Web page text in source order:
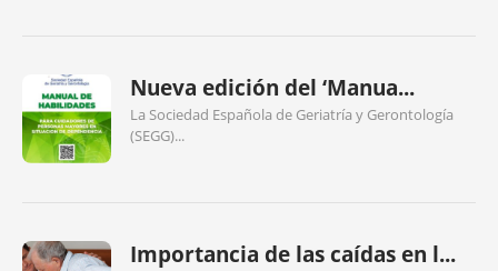
Nueva edición del ‘Manua...
La Sociedad Española de Geriatría y Gerontología
(SEGG)...
Importancia de las caídas en l...